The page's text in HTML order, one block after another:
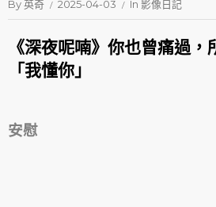
By英奇 2025-04-03 In 影像日記
《深夜呢喃》你也曾痛過
「我懂你」
安慰